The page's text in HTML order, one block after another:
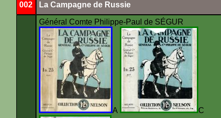
002 La Campagne de Russie
Général Comte Philippe-Paul de SÉGUR
A